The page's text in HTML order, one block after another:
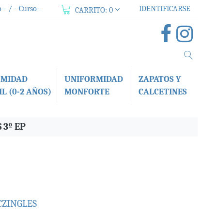
/ --Curso-- CARRITO: 0 IDENTIFICARSE
(0-2 AÑOS)
UNIFORMIDAD
MONFORTE
ZAPATOS Y
CALCETINES
3º EP